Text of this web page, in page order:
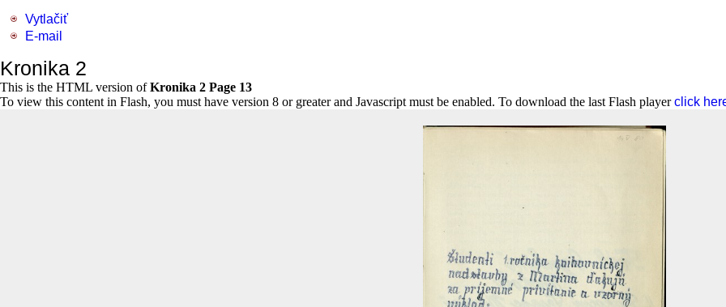
Vytlačiť
E-mail
Kronika 2
This is the HTML version ofKronika 2 Page 13
To view this content in Flash, you must have version 8 or greater and Javascript must be enabled. To download the last Flash playerclick